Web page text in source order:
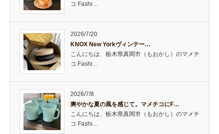
コ Fashi…
2026/7/20
KNOX New Yorkヴィンテー…
こんにちは、栃木県真岡市（もおかし）のマメチ
コ Fashi…
2026/7/8
爽やかな夏の風を感じて。マメチコにF…
こんにちは、栃木県真岡市（もおかし）のマメチ
コ Fashi…